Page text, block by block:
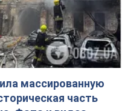
и дроны
бюджета на аренду
из
и где